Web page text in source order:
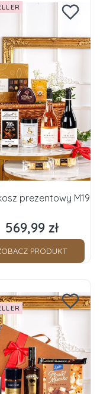
prezentowy M19
Cena
569,99 zł
PRODUKT